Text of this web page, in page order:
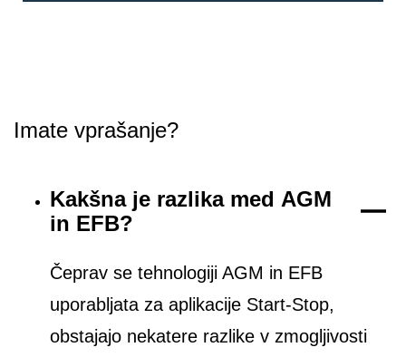
Imate vprašanje?
Kakšna je razlika med AGM
in EFB?
Čeprav se tehnologiji AGM in EFB
uporabljata za aplikacije Start-Stop,
obstajajo nekatere razlike v zmogljivosti